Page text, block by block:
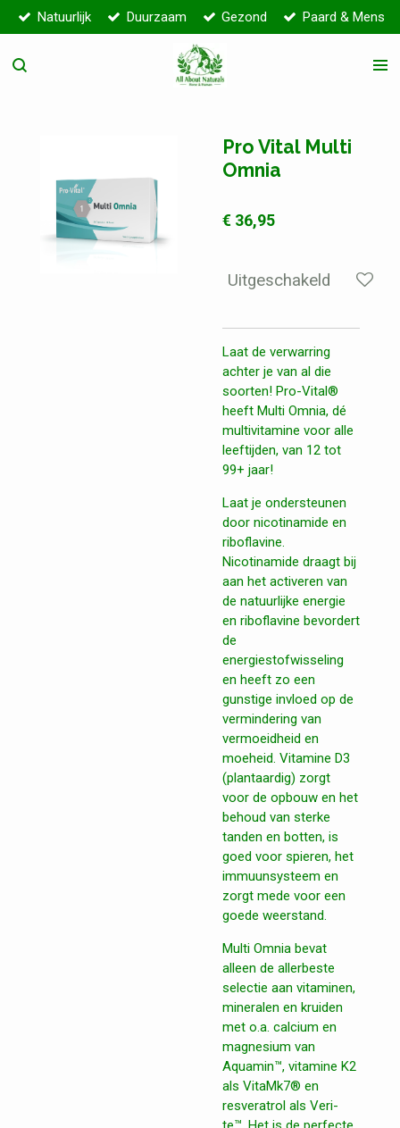
Ga
direct
naar
Natuurlijk Duurzaam Gezond Paard & Mens
Pro Vital Multi
Omnia
€ 36,95
Uitgeschakeld
Laat de verwarring
achter je van al die
soorten! Pro-Vital®
heeft Multi Omnia, dé
multivitamine voor alle
leeftijden, van 12 tot
99+ jaar!
Laat je ondersteunen
door nicotinamide en
riboflavine.
Nicotinamide draagt bij
aan het activeren van
de natuurlijke energie
en riboflavine bevordert
de
energiestofwisseling
en heeft zo een
gunstige invloed op de
vermindering van
vermoeidheid en
moeheid. Vitamine D3
(plantaardig) zorgt
voor de opbouw en het
behoud van sterke
tanden en botten, is
goed voor spieren, het
immuunsysteem en
zorgt mede voor een
goede weerstand.
Multi Omnia bevat
alleen de allerbeste
selectie aan vitaminen,
mineralen en kruiden
met o.a. calcium en
magnesium van
Aquamin™, vitamine K2
als VitaMk7® en
resveratrol als Veri-